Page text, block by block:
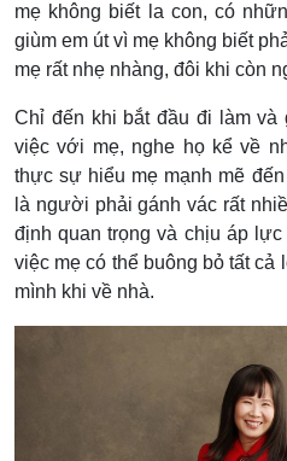
mẹ không biết la con, có
giùm em út vì mẹ không biết
mẹ rất nhẹ nhàng, đôi khi còn
Chỉ đến khi bắt đầu đi làm
việc với mẹ, nghe họ kể về
thực sự hiểu mẹ mạnh mẽ
là người phải gánh vác rất
định quan trọng và chịu áp
việc mẹ có thể buông bỏ tất
mình khi về nhà.